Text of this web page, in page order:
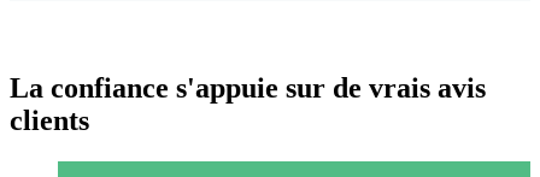
La confiance s'appuie sur de vrais avis
clients